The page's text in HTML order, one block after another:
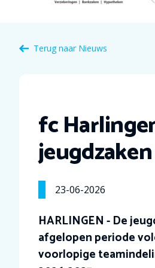
Terug naar Nieuws
fc
23-06-2026
HARLINGEN - De
afgelopen periode
voorlopige